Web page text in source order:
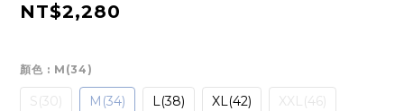
NT$2,280
顏色 : M(34)
S(30) M(34) L(38) XL(42) XXL(46)